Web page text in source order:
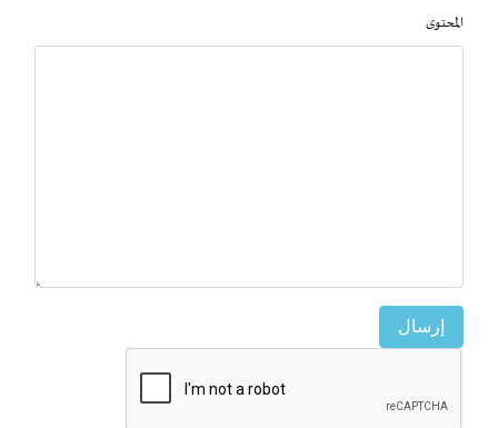
المحتوى
إرسال